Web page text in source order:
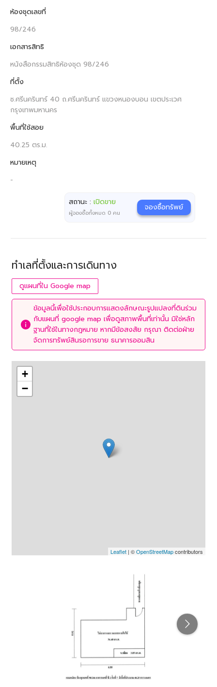
ห้องชุดเลขที่
98/246
เอกสารสิทธิ
หนังสือกรรมสิทธิห้องชุด 98/246
ที่ตั้ง
ซ.ศรีนครินทร์ 40 ถ.ศรีนครินทร์ แขวงหนองบอน เขตประเวศ
กรุงเทพมหานคร
พื้นที่ใช้สอย
40.25 ตร.ม.
หมายเหตุ
-
สถานะ :เปิดขาย
ผู้จองซื้อทั้งหมด 0 คน
จองซื้อทรัพย์
ทำเลที่ตั้งและการเดินทาง
ดูแผนที่ใน Google map
ข้อมูลนี้เพื่อใช้ประกอบการแสดงลักษณะรูปแปลงที่ดินร่วม
กับแผนที่ google map เพื่อดูสภาพพื้นที่เท่านั้น มิใช่หลัก
ฐานที่ใช้ในทางกฎหมาย หากมีข้อสงสัย กรุณา ติดต่อฝ่าย
จัดการทรัพย์สินรอการขาย ธนาคารออมสิน
+
−
Leaflet | ©OpenStreetMapcontributors